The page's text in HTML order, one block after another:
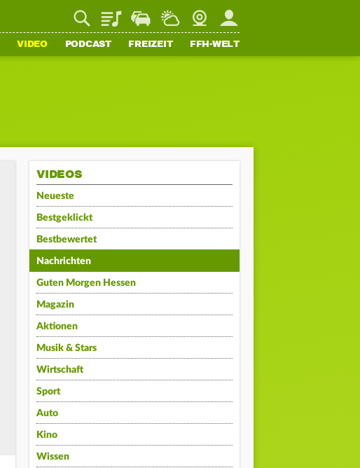
PlaylistStaupilotWetterWebcamMein FFH
VIDEO PODCAST FREIZEIT FFH-WELT
VIDEOS
Neueste
Bestgeklickt
Bestbewertet
Nachrichten
Guten Morgen Hessen
Magazin
Aktionen
Musik & Stars
Wirtschaft
Sport
Auto
Kino
Wissen